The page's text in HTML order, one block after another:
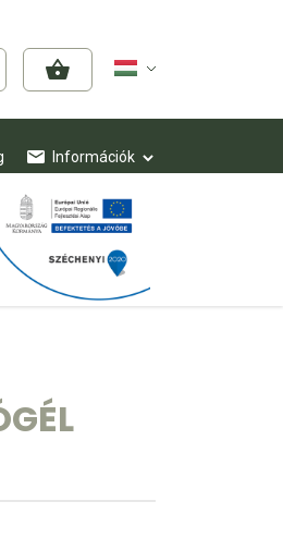
Információk